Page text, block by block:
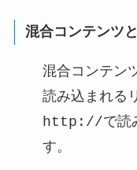
混合コンテンツ
混合コンテ
読み込まれる
http://で読み
す。